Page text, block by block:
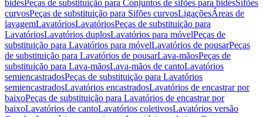
bidésPeças de substituição para Conjuntos de sifões para bidésSifões
curvosPeças de substituição para Sifões curvosLigaçõesÁreas de
lavagemLavatóriosLavatóriosPeças de substituição para
LavatóriosLavatórios duplosLavatórios para móvelPeças de
substituição para Lavatórios para móvelLavatórios de pousarPeças
de substituição para Lavatórios de pousarLava-mãosPeças de
substituição para Lava-mãosLava-mãos de cantoLavatórios
semiencastradosPeças de substituição para Lavatórios
semiencastradosLavatórios encastradosLavatórios de encastrar por
baixoPeças de substituição para Lavatórios de encastrar por
baixoLavatórios de cantoLavatórios coletivosLavatórios versão